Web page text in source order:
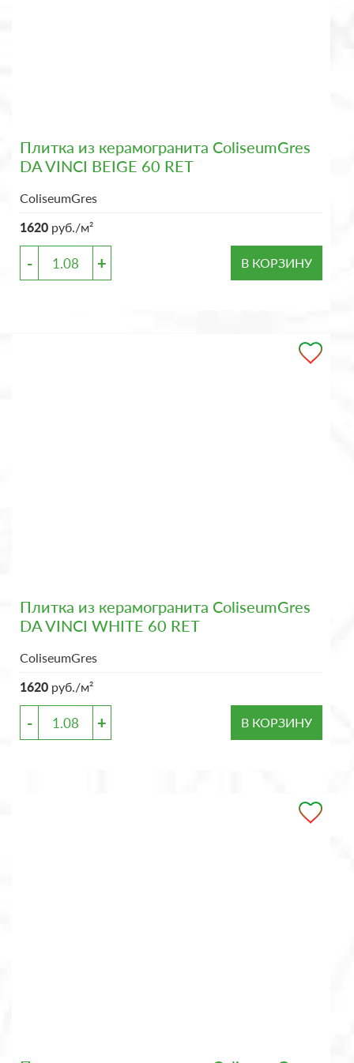
Плитка из керамогранита ColiseumGres
DA VINCI BEIGE 60 RET
ColiseumGres
1620 руб./м²
- + В КОРЗИНУ
Плитка из керамогранита ColiseumGres
DA VINCI WHITE 60 RET
ColiseumGres
1620 руб./м²
- + В КОРЗИНУ